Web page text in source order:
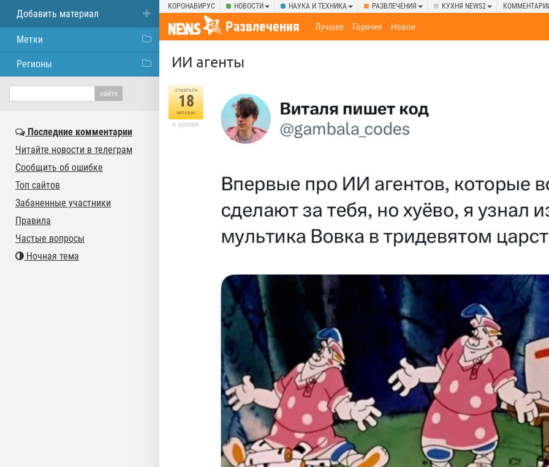
КОРОНАВИРУС НОВОСТИ НАУКА И ТЕХНИКА РАЗВЛЕЧЕНИЯ КУХНЯ NEWS2
Развлечения Лучшее Горячее Новое
ИИ агенты
отметили
18
человек
в архиве
Добавить материал
Метки
Регионы
Последние комментарии
Читайте новости в телеграм
Сообщить об ошибке
Топ сайтов
Забаненные участники
Правила
Частые вопросы
Ночная тема